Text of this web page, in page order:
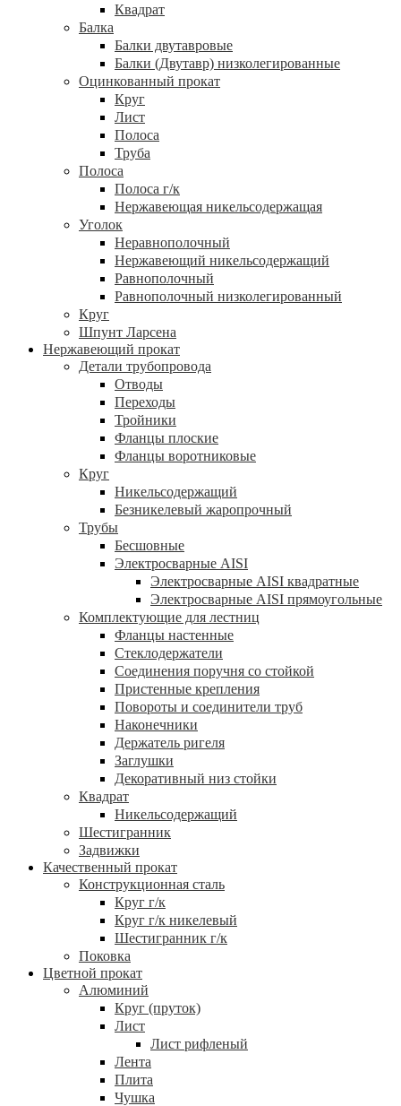
Квадрат
Балка
Балки двутавровые
Балки (Двутавр) низколегированные
Оцинкованный прокат
Круг
Лист
Полоса
Труба
Полоса
Полоса г/к
Нержавеющая никельсодержащая
Уголок
Неравнополочный
Нержавеющий никельсодержащий
Равнополочный
Равнополочный низколегированный
Круг
Шпунт Ларсена
Нержавеющий прокат
Детали трубопровода
Отводы
Переходы
Тройники
Фланцы плоские
Фланцы воротниковые
Круг
Никельсодержащий
Безникелевый жаропрочный
Трубы
Бесшовные
Электросварные AISI
Электросварные AISI квадратные
Электросварные AISI прямоугольные
Комплектующие для лестниц
Фланцы настенные
Стеклодержатели
Соединения поручня со стойкой
Пристенные крепления
Повороты и соединители труб
Наконечники
Держатель ригеля
Заглушки
Декоративный низ стойки
Квадрат
Никельсодержащий
Шестигранник
Задвижки
Качественный прокат
Конструкционная сталь
Круг г/к
Круг г/к никелевый
Шестигранник г/к
Поковка
Цветной прокат
Алюминий
Круг (пруток)
Лист
Лист рифленый
Лента
Плита
Чушка